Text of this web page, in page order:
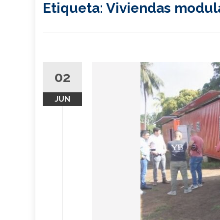
Etiqueta: Viviendas
02
JUN